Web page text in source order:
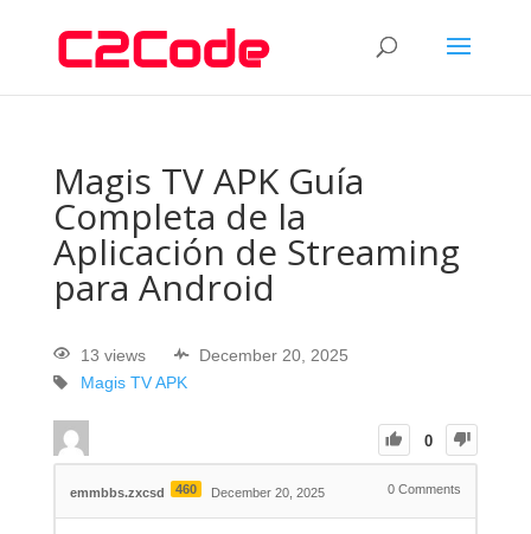
Magis TV APK Guía
Completa de la
Aplicación de Streaming
para Android
13 views
December 20, 2025
Magis TV APK
0
emmbbs.zxcsd 460 December 20, 2025 0 Comments